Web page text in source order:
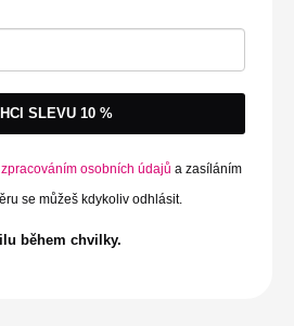
SLEVU 10 %
zpracováním osobních údajů a zasíláním
se můžeš kdykoliv odhlásit.
během chvilky.